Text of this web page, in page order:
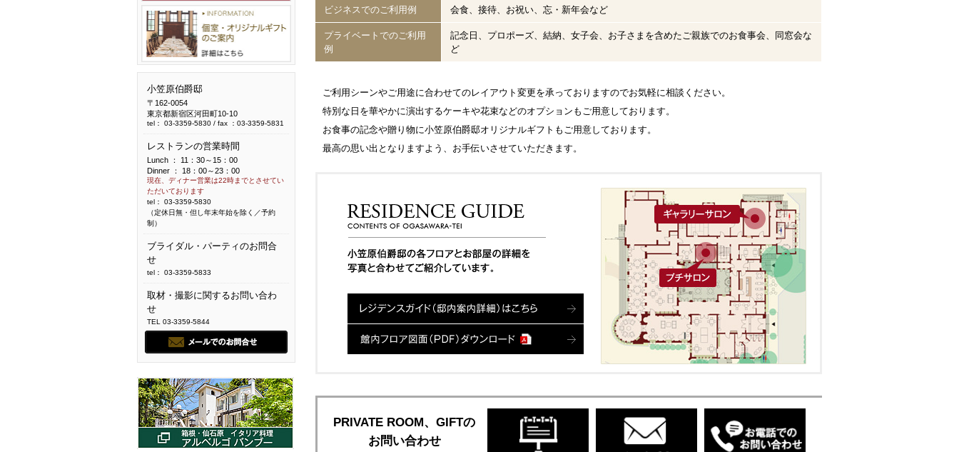
ビジネスでのご利用例 会食、接待、お祝い、忘・新年会など
プライベートでのご利用
例
記念日、プロポーズ、結納、女子会、お子さまを含めたご親族でのお食事会、同窓会な
ど
ご利用シーンやご用途に合わせてのレイアウト変更を承っておりますのでお気軽に相談ください。
特別な日を華やかに演出するケーキや花束などのオプションもご用意しております。
お食事の記念や贈り物に小笠原伯爵邸オリジナルギフトもご用意しております。
最高の思い出となりますよう、お手伝いさせていただきます。
PRIVATE ROOM、GIFTの
お問い合わせ
小笠原伯爵邸
〒162-0054
東京都新宿区河田町10-10
tel： 03-3359-5830 / fax ：03-3359-5831
レストランの営業時間
Lunch ： 11：30～15：00
Dinner ： 18：00～23：00
現在、ディナー営業は22時までとさせてい
ただいております
tel： 03-3359-5830
（定休日無・但し年末年始を除く／予約
制）
ブライダル・パーティのお問合
せ
tel： 03-3359-5833
取材・撮影に関するお問い合わ
せ
TEL 03-3359-5844